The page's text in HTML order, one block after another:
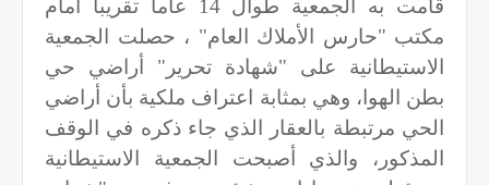
قامت به الجمعية طوال 14 عاما تقريبا أمام
مكتب "حارس الأملاك العام" ، حصلت الجمعية
الاستيطانية على "شهادة تحرير" أراضي حي
بطن الهوا، وهي بمثابة اعتراف ملكية بأن أراضي
الحي مرتبطة بالعقار الذي جاء ذكره في الوقف
المذكور، والذي أصبحت الجمعية الاستيطانية